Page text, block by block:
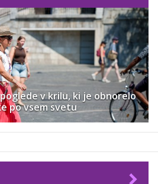
v krilu, ki je obnorelo
po vsem svetu